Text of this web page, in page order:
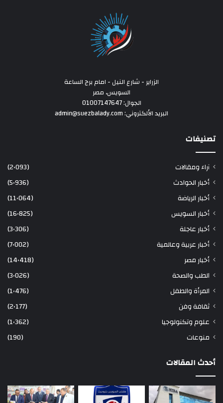
الزراير - شارع النيل - امام برج الساعة
السويس، مصر
الجوال: 01007147647
البريد الألكتروني: admin@suezbalady.com
تصنيفات
آراء ومقالات
(2٬093)
أخبار الحوادث
(5٬936)
أخبار الرياضة
(11٬064)
أخبار السويس
(16٬825)
أخبار عاجلة
(3٬306)
أخبار عربية وعالمية
(7٬002)
أخبار مصر
(14٬418)
الطب والصحة
(3٬026)
المرأة والطفل
(1٬476)
ثقافة وفن
(2٬177)
علوم وتكنولوجيا
(1٬362)
منوعات
(190)
أحدث المقالات